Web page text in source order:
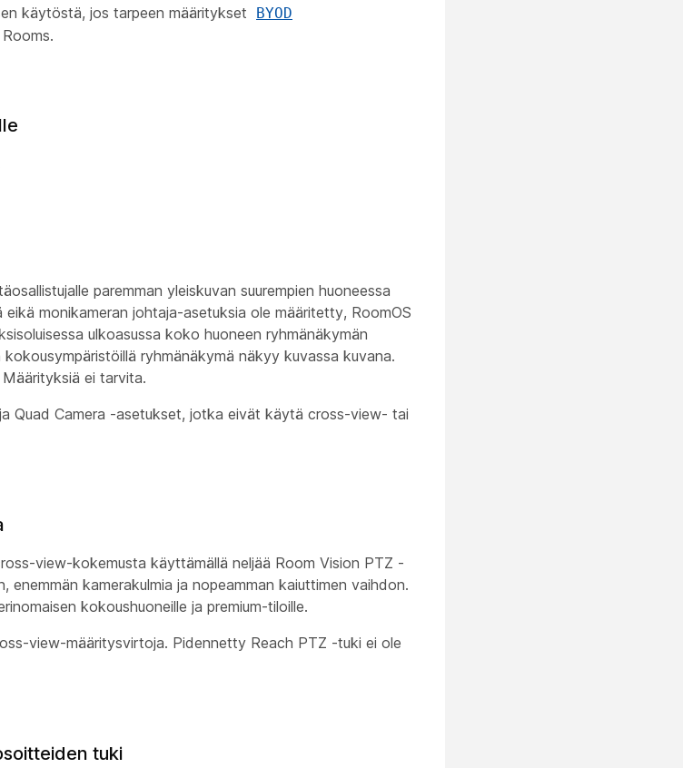
käytöstä, jos tarpeen määritykset
BYOD
paremman yleiskuvan suurempien huoneessa
monikameran johtaja-asetuksia ole määritetty, RoomOS
ulkoasussa koko huoneen ryhmänäkymän
ryhmänäkymä näkyy kuvassa kuvana.
ei tarvita.
Quad Camera -asetukset, jotka eivät käytä cross-view- tai
view-kokemusta käyttämällä neljää Room Vision PTZ -
kamerakulmia ja nopeamman kaiuttimen vaihdon.
kokoushuoneille ja premium-tiloille.
view-määritysvirtoja. Pidennetty Reach PTZ -tuki ei ole
tuki